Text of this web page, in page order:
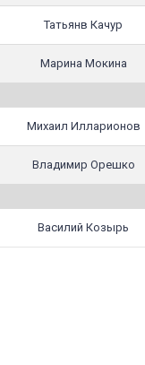
Татьянв Качур
Марина Мокина
Михаил Илларионов
Владимир Орешко
Василий Козырь